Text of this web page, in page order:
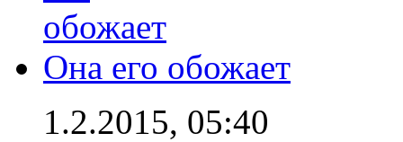
Она его обожает
1.2.2015, 05:40